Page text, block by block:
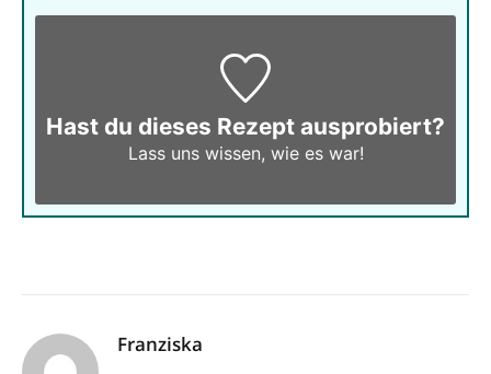
Hast du dieses Rezept ausprobiert?
Lass uns wissen, wie es war!
Franziska